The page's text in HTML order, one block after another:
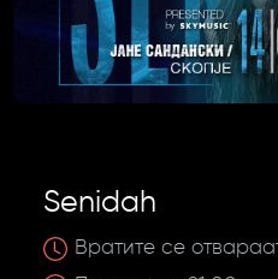
Senidah
Вратите се